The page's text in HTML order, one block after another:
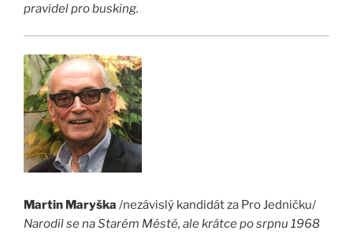
pravidel pro busking.
Martin Maryška /nezávislý kandidát za Pro Jedničku/
Narodil se na Starém Městě, ale krátce po srpnu 1968